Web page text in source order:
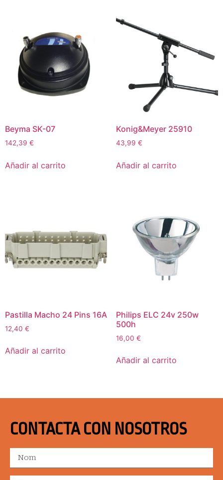
Beyma SK-07
142,39 €
Añadir al carrito
Konig&Meyer 25910
43,99 €
Añadir al carrito
Pastilla Macho 24 Pins 16A
12,40 €
Añadir al carrito
Philips ELC 24v 250w
500h
16,00 €
Añadir al carrito
CONTACTA CON NOSOTROS